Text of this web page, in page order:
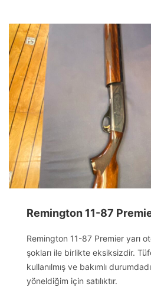
Remington 11-87 Premier yarı
şokları ile birlikte eksiksizdir.
kullanılmış ve bakımlı
yöneldiğim için satılıktır.